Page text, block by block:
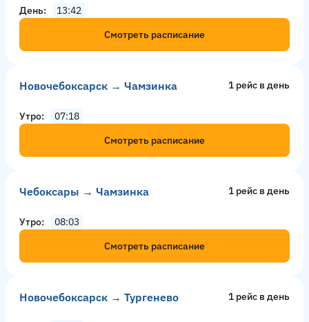
День
13:42
Смотреть расписание
Новочебоксарск → Чамзинка 1 рейс в день
Утро
07:18
Смотреть расписание
Чебоксары → Чамзинка 1 рейс в день
Утро
08:03
Смотреть расписание
Новочебоксарск → Тургенево 1 рейс в день